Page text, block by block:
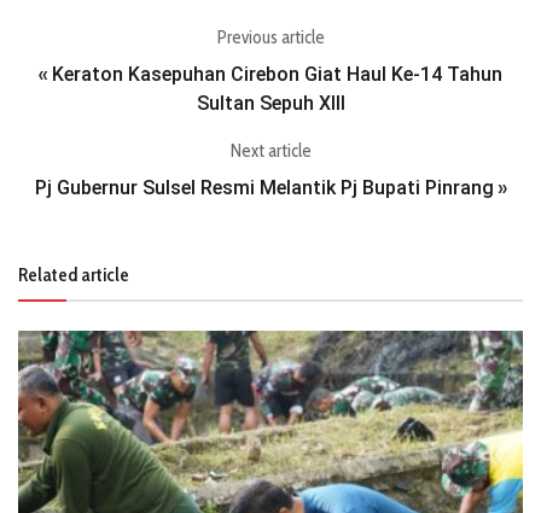
Previous article
« Keraton Kasepuhan Cirebon Giat Haul Ke-14 Tahun
Sultan Sepuh XIII
Next article
Pj Gubernur Sulsel Resmi Melantik Pj Bupati Pinrang »
Related article